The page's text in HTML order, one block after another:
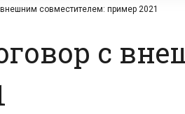
совместителем: пример 2021
с